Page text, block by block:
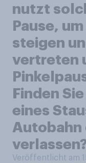
nutzt
Pause,
steigen
vertreten
Finden
eines
Autobahn
Veröffentlicht am